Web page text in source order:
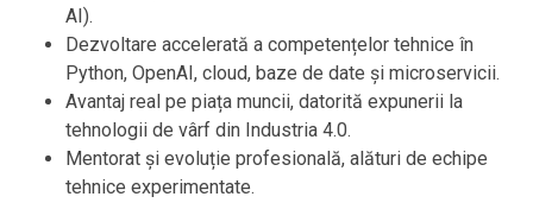
AI).
Dezvoltare accelerată a competențelor tehnice în
Python, OpenAI, cloud, baze de date și microservicii.
Avantaj real pe piața muncii, datorită expunerii la
tehnologii de vârf din Industria 4.0.
Mentorat și evoluție profesională, alături de echipe
tehnice experimentate.